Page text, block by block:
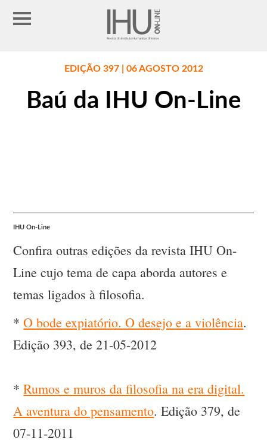
EDIÇÃO 397 | 06 AGOSTO 2012
Baú da IHU On-Line
IHU On-Line
Confira outras edições da revista IHU On-
Line cujo tema de capa aborda autores e
temas ligados à filosofia.
*O bode expiatório. O desejo e a violência.
Edição 393, de 21-05-2012
*Rumos e muros da filosofia na era digital.
A aventura do pensamento. Edição 379, de
07-11-2011